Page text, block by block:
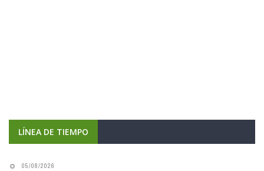
LÍNEA DE TIEMPO
05/08/2026